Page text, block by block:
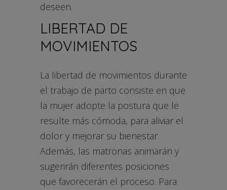
deseen.
LIBERTAD DE
MOVIMIENTOS
La libertad de movimientos durante
el trabajo de parto consiste en que
la mujer adopte la postura que le
resulte más cómoda, para aliviar el
dolor y mejorar su bienestar.
Además, las matronas animarán y
sugerirán diferentes posiciones
que favorecerán el proceso. Para